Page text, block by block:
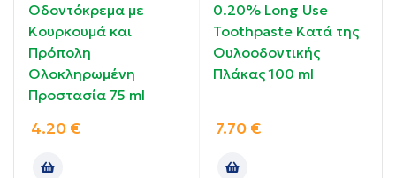
Μεγαλύτερη μείωση της απομεταλλικοποίησης*
4x μεγαλύτερη επαναμεταλλικοποίηση*3
χρόνια§,4,5
Οδοντόκρεμα με
Κουρκουμά και
Πρόπολη
Ολοκληρωμένη
Προστασία 75 ml
4.20 €
0.20% Long Use
Toothpaste Κατά της
Ουλοοδοντικής
Πλάκας 100 ml
7.70 €